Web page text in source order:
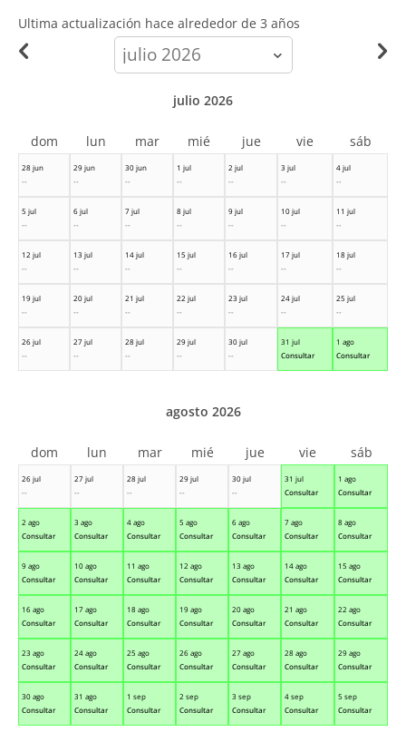
Ultima actualización hace alrededor de 3 años
calendar-
month
28 jun
--
29 jun
--
30 jun
--
1 jul
--
2 jul
--
3 jul
--
4 jul
--
5 jul
--
6 jul
--
7 jul
--
8 jul
--
9 jul
--
10 jul
--
11 jul
--
12 jul
--
13 jul
--
14 jul
--
15 jul
--
16 jul
--
17 jul
--
18 jul
--
19 jul
--
20 jul
--
21 jul
--
22 jul
--
23 jul
--
24 jul
--
25 jul
--
26 jul
--
27 jul
--
28 jul
--
29 jul
--
30 jul
--
31 jul
Consultar
1 ago
Consultar
julio 2026
dom lun mar mié jue vie sáb
26 jul
--
27 jul
--
28 jul
--
29 jul
--
30 jul
--
31 jul
Consultar
1 ago
Consultar
2 ago
Consultar
3 ago
Consultar
4 ago
Consultar
5 ago
Consultar
6 ago
Consultar
7 ago
Consultar
8 ago
Consultar
9 ago
Consultar
10 ago
Consultar
11 ago
Consultar
12 ago
Consultar
13 ago
Consultar
14 ago
Consultar
15 ago
Consultar
16 ago
Consultar
17 ago
Consultar
18 ago
Consultar
19 ago
Consultar
20 ago
Consultar
21 ago
Consultar
22 ago
Consultar
23 ago
Consultar
24 ago
Consultar
25 ago
Consultar
26 ago
Consultar
27 ago
Consultar
28 ago
Consultar
29 ago
Consultar
30 ago
Consultar
31 ago
Consultar
1 sep
Consultar
2 sep
Consultar
3 sep
Consultar
4 sep
Consultar
5 sep
Consultar
agosto 2026
dom lun mar mié jue vie sáb